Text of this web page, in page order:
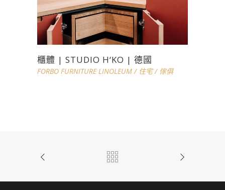
櫃體 | STUDIO H‘KO | 德國
FORBO FURNITURE LINOLEUM/ 住宅/ 傢俱